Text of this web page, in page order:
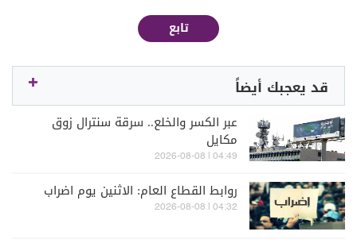
تابع
قد يعجبك أيضاً
عبر الكسر والخلع.. سرقة سنترال زوق
مكايل
04:49 | 2026-08-08
روابط القطاع العام: الاثنين يوم اضراب
04:32 | 2026-08-08